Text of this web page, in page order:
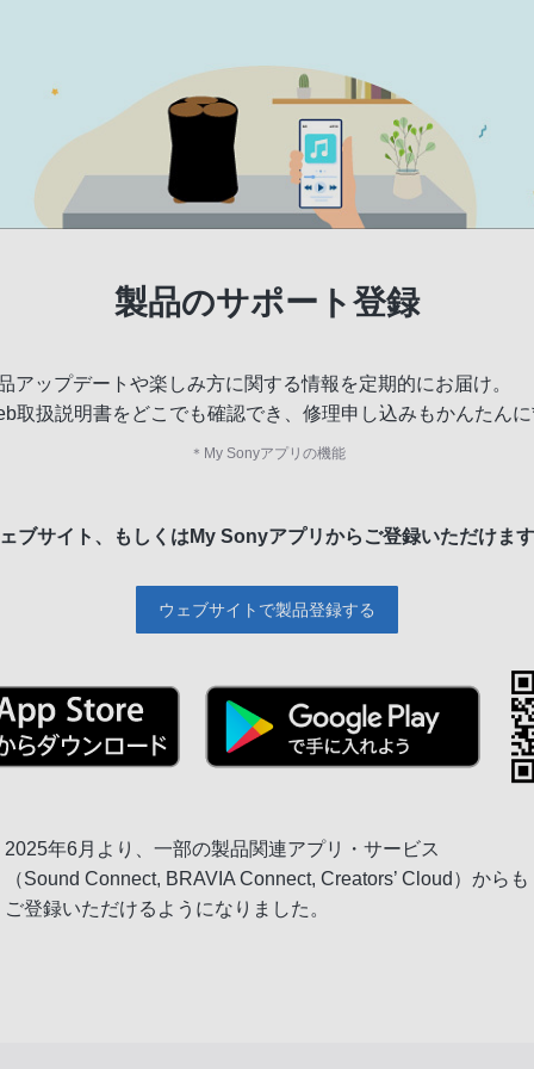
製品のサポート登録
アップデートや楽しみ方に関する情報を定期的にお届け。
取扱説明書をどこでも確認でき、修理申し込みもかんたん
＊ My Sonyアプリの機能
ブサイト、もしくは My Sonyアプリからご登録いただけま
ウェブサイトで製品登録する
2025年6月より、一部の製品関連アプリ・サービス
（Sound Connect, BRAVIA Connect, Creators’ Cloud）からも
ご登録いただけるようになりました。